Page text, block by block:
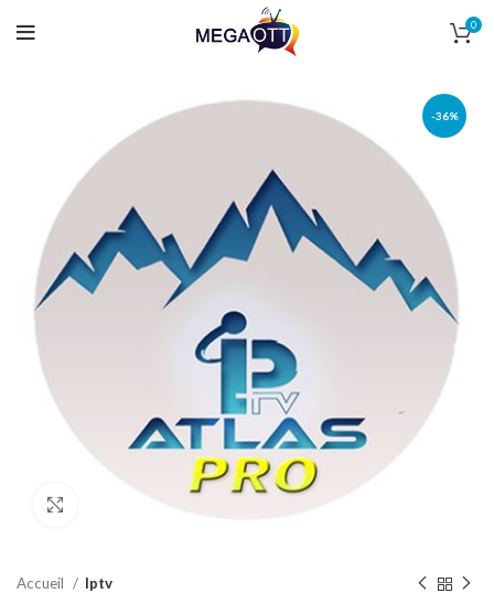
0
-36%
Accueil Iptv